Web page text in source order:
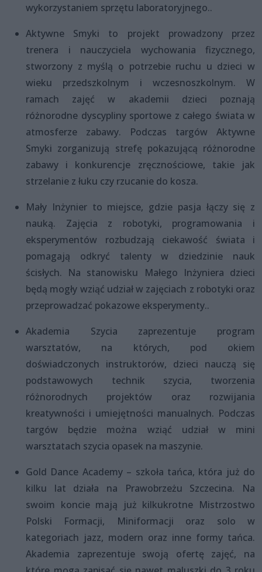
wykorzystaniem sprzętu laboratoryjnego..
Aktywne Smyki to projekt prowadzony przez
trenera i nauczyciela wychowania fizycznego,
stworzony z myślą o potrzebie ruchu u dzieci w
wieku przedszkolnym i wczesnoszkolnym. W
ramach zajęć w akademii dzieci poznają
różnorodne dyscypliny sportowe z całego świata w
atmosferze zabawy. Podczas targów Aktywne
Smyki zorganizują strefę pokazującą różnorodne
zabawy i konkurencje zręcznościowe, takie jak
strzelanie z łuku czy rzucanie do kosza.
Mały Inżynier to miejsce, gdzie pasja łączy się z
nauką. Zajęcia z robotyki, programowania i
eksperymentów rozbudzają ciekawość świata i
pomagają odkryć talenty w dziedzinie nauk
ścisłych. Na stanowisku Małego Inżyniera dzieci
będą mogły wziąć udział w zajęciach z robotyki oraz
przeprowadzać pokazowe eksperymenty..
Akademia Szycia zaprezentuje program
warsztatów, na których, pod okiem
doświadczonych instruktorów, dzieci nauczą się
podstawowych technik szycia, tworzenia
różnorodnych projektów oraz rozwijania
kreatywności i umiejętności manualnych. Podczas
targów będzie można wziąć udział w mini
warsztatach szycia opasek na maszynie.
Gold Dance Academy – szkoła tańca, która już do
kilku lat działa na Prawobrzeżu Szczecina. Na
swoim koncie mają już kilkukrotne Mistrzostwo
Polski Formacji, Miniformacji oraz solo w
kategoriach jazz, modern oraz inne formy tańca.
Akademia zaprezentuje swoją ofertę zajęć, na